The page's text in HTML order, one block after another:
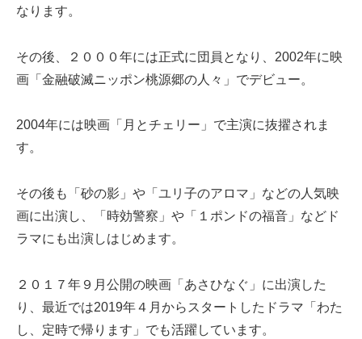
なります。
その後、２０００年には正式に団員となり、2002年に映
画「金融破滅ニッポン桃源郷の人々」でデビュー。
2004年には映画「月とチェリー」で主演に抜擢されま
す。
その後も「砂の影」や「ユリ子のアロマ」などの人気映
画に出演し、「時効警察」や「１ポンドの福音」などド
ラマにも出演しはじめます。
２０１７年９月公開の映画「あさひなぐ」に出演した
り、最近では2019年４月からスタートしたドラマ「わた
し、定時で帰ります」でも活躍しています。